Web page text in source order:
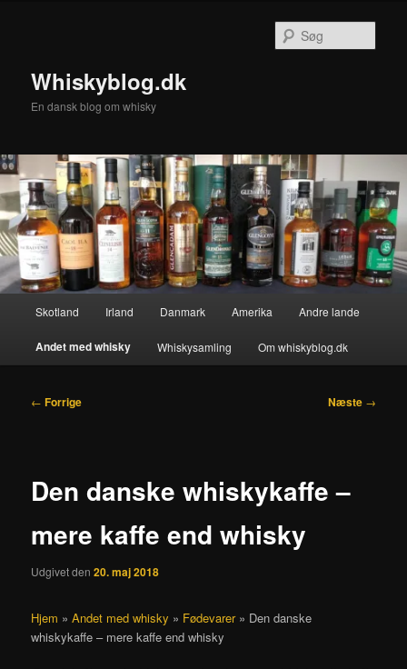
Whiskyblog.dk
En dansk blog om whisky
Skotland Irland Danmark Amerika Andre lande
Andet med whisky Whiskysamling Om whiskyblog.dk
Indlægsnavigation
← Forrige Næste →
Den danske whiskykaffe –
mere kaffe end whisky
Udgivet den20. maj 2018
Hjem »Andet med whisky » Fødevarer» Den danske
whiskykaffe – mere kaffe end whisky